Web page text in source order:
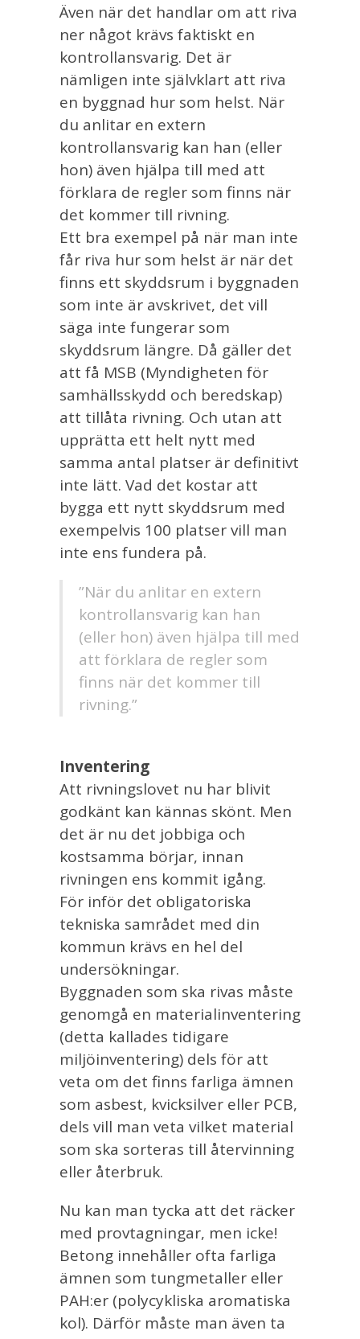
Även när det handlar om att riva
ner något krävs faktiskt en
kontrollansvarig. Det är
nämligen inte självklart att riva
en byggnad hur som helst. När
du anlitar en extern
kontrollansvarig kan han (eller
hon) även hjälpa till med att
förklara de regler som finns när
det kommer till rivning.
Ett bra exempel på när man inte
får riva hur som helst är när det
finns ett skyddsrum i byggnaden
som inte är avskrivet, det vill
säga inte fungerar som
skyddsrum längre. Då gäller det
att få MSB (Myndigheten för
samhällsskydd och beredskap)
att tillåta rivning. Och utan att
upprätta ett helt nytt med
samma antal platser är definitivt
inte lätt. Vad det kostar att
bygga ett nytt skyddsrum med
exempelvis 100 platser vill man
inte ens fundera på.
”När du anlitar en extern
kontrollansvarig kan han
(eller hon) även hjälpa till med
att förklara de regler som
finns när det kommer till
rivning.”
Inventering
Att rivningslovet nu har blivit
godkänt kan kännas skönt. Men
det är nu det jobbiga och
kostsamma börjar, innan
rivningen ens kommit igång.
För inför det obligatoriska
tekniska samrådet med din
kommun krävs en hel del
undersökningar.
Byggnaden som ska rivas måste
genomgå en materialinventering
(detta kallades tidigare
miljöinventering) dels för att
veta om det finns farliga ämnen
som asbest, kvicksilver eller PCB,
dels vill man veta vilket material
som ska sorteras till återvinning
eller återbruk.
Nu kan man tycka att det räcker
med provtagningar, men icke!
Betong innehåller ofta farliga
ämnen som tungmetaller eller
PAH:er (polycykliska aromatiska
kol). Därför måste man även ta